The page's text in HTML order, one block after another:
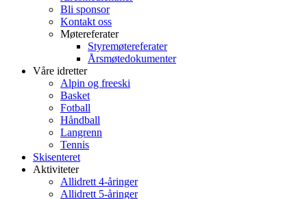
Bli sponsor
Kontakt oss
Møtereferater
Styremøtereferater
Årsmøtedokumenter
Våre idretter
Alpin og freeski
Basket
Fotball
Håndball
Langrenn
Tennis
Skisenteret
Aktiviteter
Allidrett 4-åringer
Allidrett 5-åringer